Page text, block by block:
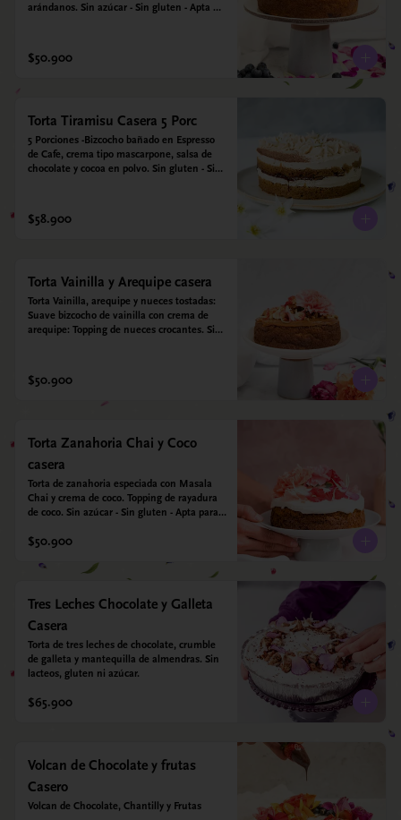
arándanos. Sin azúcar - Sin gluten - Apta
$50.900
Torta Tiramisu Casera 5 Porc
5 Porciones -Bizcocho bañado en Espresso
de Cafe, crema tipo mascarpone, salsa de
chocolate y cocoa en polvo. Sin gluten - Sin
$58.900
Torta Vainilla y Arequipe casera
Torta Vainilla, arequipe y nueces tostadas:
Suave bizcocho de vainilla con crema de
arequipe: Topping de nueces crocantes. Sin
Endulzada con estevia.
$50.900
Torta Zanahoria Chai y Coco
casera
Torta de zanahoria especiada con Masala
Chai y crema de coco. Topping de rayadura
de coco. Sin azúcar - Sin gluten - Apta para
y almendras. Endulzada con estevia.
$50.900
Tres Leches Chocolate y Galleta
Casera
Torta de tres leches de chocolate, crumble
de galleta y mantequilla de almendras. Sin
lacteos, gluten ni azúcar.
$65.900
Volcan de Chocolate y frutas
Casero
Volcan de Chocolate, Chantilly y Frutas